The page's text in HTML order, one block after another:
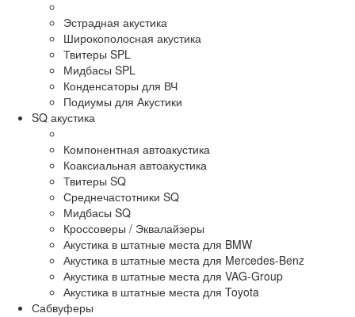
Эстрадная акустика
Широкополосная акустика
Твитеры SPL
Мидбасы SPL
Конденсаторы для ВЧ
Подиумы для Акустики
SQ акустика
Компонентная автоакустика
Коаксиальная автоакустика
Твитеры SQ
Среднечастотники SQ
Мидбасы SQ
Кроссоверы / Эквалайзеры
Акустика в штатные места для BMW
Акустика в штатные места для Mercedes-Benz
Акустика в штатные места для VAG-Group
Акустика в штатные места для Toyota
Сабвуферы